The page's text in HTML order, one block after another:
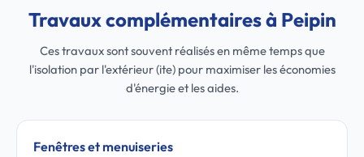
Travaux complémentaires à Peipin
Ces travaux sont souvent réalisés en même temps que
l'isolation par l'extérieur (ite) pour maximiser les économies
d'énergie et les aides.
Fenêtres et menuiseries